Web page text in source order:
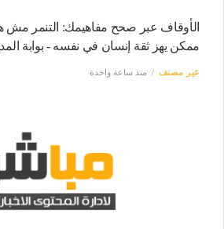
الأوقاف عبر صحح مفاهيمك: التنمر مش
ممكن يهز ثقة إنسان في نفسه - بوابة
غير مصنف منذ ساعة واحدة